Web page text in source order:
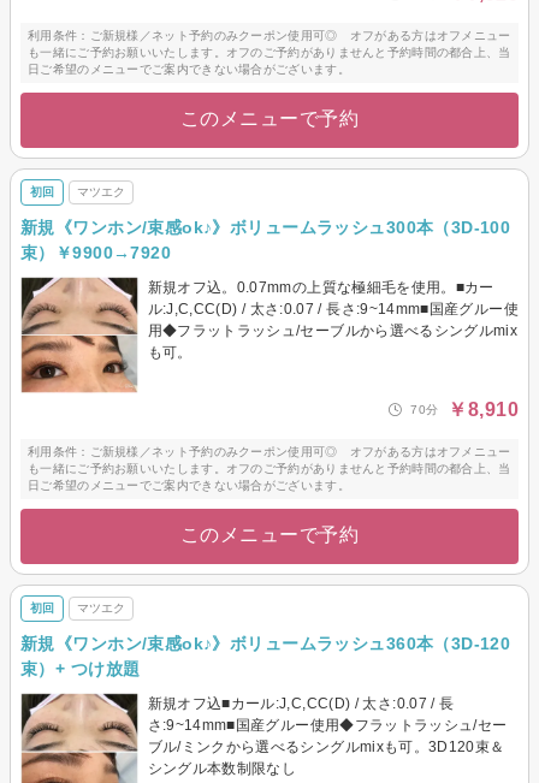
利用条件：ご新規様／ネット予約のみクーポン使用可◎ オフがある方はオフメニュー
も一緒にご予約お願いいたします。オフのご予約がありませんと予約時間の都合上、当
日ご希望のメニューでご案内できない場合がございます。
このメニューで予約
初回 マツエク
新規《ワンホン/束感ok♪》ボリュームラッシュ300本（3D-100
束）￥9900→7920
新規オフ込。0.07mmの上質な極細毛を使用。■カー
ル:J,C,CC(D) / 太さ:0.07 / 長さ:9~14mm■国産グルー使
用◆フラットラッシュ/セーブルから選べるシングルmix
も可。
70分 ￥8,910
利用条件：ご新規様／ネット予約のみクーポン使用可◎ オフがある方はオフメニュー
も一緒にご予約お願いいたします。オフのご予約がありませんと予約時間の都合上、当
日ご希望のメニューでご案内できない場合がございます。
このメニューで予約
初回 マツエク
新規《ワンホン/束感ok♪》ボリュームラッシュ360本（3D-120
束）+ つけ放題
新規オフ込■カール:J,C,CC(D) / 太さ:0.07 / 長
さ:9~14mm■国産グルー使用◆フラットラッシュ/セー
ブル/ミンクから選べるシングルmixも可。3D120束＆
シングル本数制限なし